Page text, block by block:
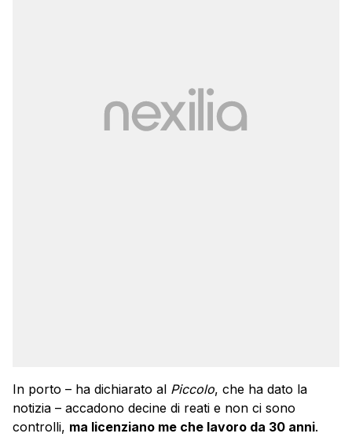
In porto – ha dichiarato al Piccolo, che ha dato la
notizia – accadono decine di reati e non ci sono
controlli, ma licenziano me che lavoro da 30 anni.